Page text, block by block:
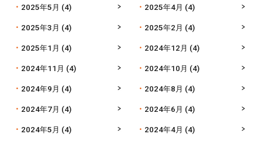
2025年5月 (4) 2025年4月 (4)
2025年3月 (4) 2025年2月 (4)
2025年1月 (4) 2024年12月 (4)
2024年11月 (4) 2024年10月 (4)
2024年9月 (4) 2024年8月 (4)
2024年7月 (4) 2024年6月 (4)
2024年5月 (4) 2024年4月 (4)